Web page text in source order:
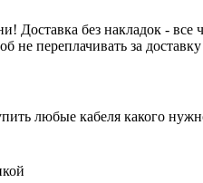
без накладок - все
не переплачивать за
любые кабеля какого